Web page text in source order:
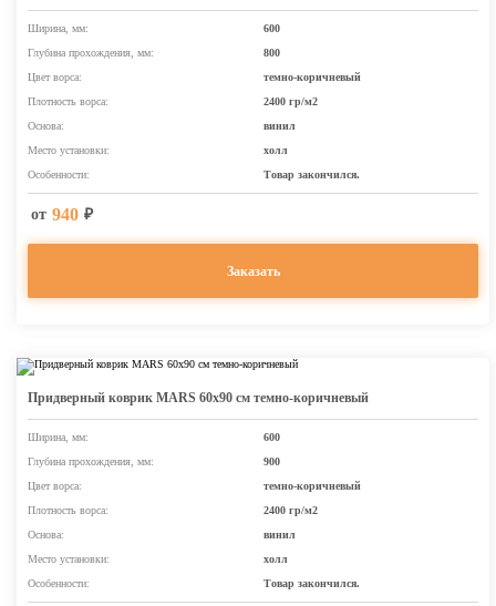
Ширина, мм:
600
Глубина прохождения, мм:
800
Цвет ворса:
темно-коричневый
Плотность ворса:
2400 гр/м2
Основа:
винил
Место установки:
холл
Особенности:
Товар закончился.
от 940 ₽
Заказать
Придверный коврик MARS 60х90 см темно-коричневый
Ширина, мм:
600
Глубина прохождения, мм:
900
Цвет ворса:
темно-коричневый
Плотность ворса:
2400 гр/м2
Основа:
винил
Место установки:
холл
Особенности:
Товар закончился.